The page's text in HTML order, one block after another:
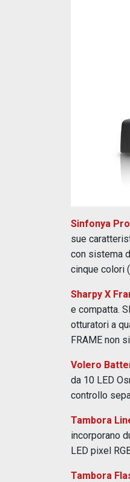
Sinfonya
sue
con sistema
cinque colori
Sharpy X
e compatta.
otturatori a
FRAME non
Volero
da 10 LED
controllo
Tambora
incorporano
LED pixel
Tambora